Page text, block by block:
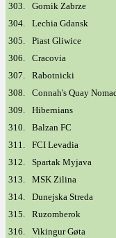
303.
Gornik Zabrze
304.
Lechia Gdansk
305.
Piast Gliwice
306.
Cracovia
307.
Rabotnicki
308.
Connah's Quay
309.
Hibernians
310.
Balzan FC
311.
FCI Levadia
312.
Spartak Myjava
313.
MSK Zilina
314.
Dunejska Streda
315.
Ruzomberok
316.
Vikingur Gøta